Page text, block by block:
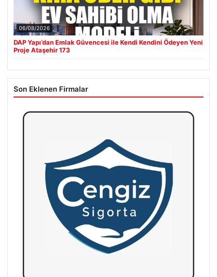
06/08/2026
DAP Yapı’dan Emlak Güvencesi ile Kendi Kendini Ödeyen Yeni
Proje Ataşehir 173
Son Eklenen Firmalar